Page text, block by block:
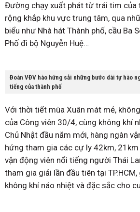
Đường chạy xuất phát từ trái tim của
rộng khắp khu vực trung tâm, qua
biểu như Nhà hát Thành phố, cầu Ba
Phố đi bộ Nguyễn Huệ…
Đoàn VĐV hào hứng sải những bước dài tự hào
tiếng của thành phố
Với thời tiết mùa Xuân mát mẻ,
của Công viên 30/4, cùng không khí
Chủ Nhật đầu năm mới, hàng ngàn
hứng tham gia các cự ly 42km,
vận động viên nổi tiếng người Thái
tham gia giải lần đầu tiên tại
không khí náo nhiệt và đặc sắc cho